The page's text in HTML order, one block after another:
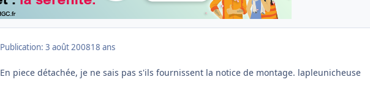
Publication: 3 août 200818 ans
En piece détachée, je ne sais pas s'ils fournissent la notice de montage. lapleunicheuse